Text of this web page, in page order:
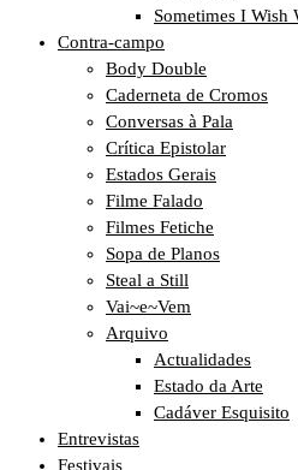
Sometimes I Wish
Contra-campo
Body Double
Caderneta de Cromos
Conversas à Pala
Crítica Epistolar
Estados Gerais
Filme Falado
Filmes Fetiche
Sopa de Planos
Steal a Still
Vai~e~Vem
Arquivo
Actualidades
Estado da Arte
Cadáver Esquisito
Entrevistas
Festivais